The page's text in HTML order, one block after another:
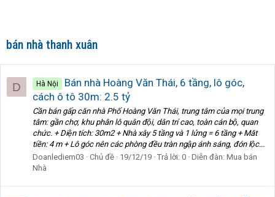
bán nhà thanh xuân
D Hà Nội
Bán nhà Hoàng Văn Thái, 6 tầng, lô góc,
cách ô tô 30m: 2.5 tỷ
Cần bán gấp căn nhà Phố Hoàng Văn Thái, trung tâm của mọi trung
tâm: gần chợ, khu phân lô quân đội, dân trí cao, toàn cán bộ, quan
chức. + Diện tích: 30m2 + Nhà xây 5 tầng và 1 lửng = 6 tầng + Măt
tiền: 4 m + Lô góc nên các phòng đều tràn ngập ánh sáng, đón lộc...
Doanlediem03
Chủ đề 19/12/19 Trả lời: 0 Diễn đàn: Mua bán
Nhà